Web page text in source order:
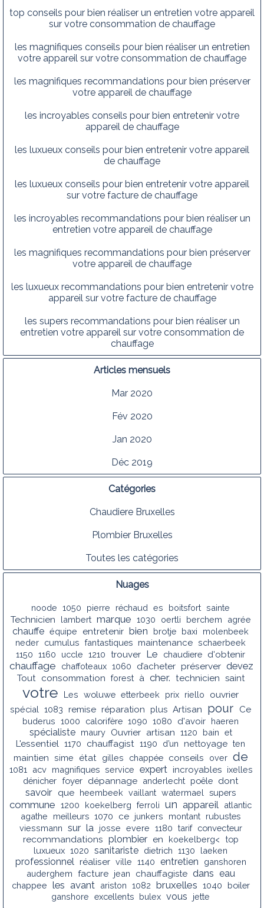
top conseils pour bien réaliser un entretien votre appareil
sur votre consommation de chauffage
les magnifiques conseils pour bien réaliser un entretien
votre appareil sur votre consommation de chauffage
les magnifiques recommandations pour bien préserver
votre appareil de chauffage
les incroyables conseils pour bien entretenir votre
appareil de chauffage
les luxueux conseils pour bien entretenir votre appareil
de chauffage
les luxueux conseils pour bien entretenir votre appareil
sur votre facture de chauffage
les incroyables recommandations pour bien réaliser un
entretien votre appareil de chauffage
les magnifiques recommandations pour bien préserver
votre appareil de chauffage
les luxueux recommandations pour bien entretenir votre
appareil sur votre facture de chauffage
les supers recommandations pour bien réaliser un
entretien votre appareil sur votre consommation de
chauffage
Articles mensuels
Mar 2020
Fév 2020
Jan 2020
Déc 2019
Catégories
Chaudiere Bruxelles
Plombier Bruxelles
Toutes les catégories
Nuages
noode 1050 pierre réchaud es boitsfort sainte
Technicien lambert marque 1030 oertli berchem agrée
chauffe équipe entretenir bien brotje baxi
molenbeek
neder cumulus fantastiques maintenance schaerbeek
1150 1160 uccle 1210 trouver Le chaudiere d'obtenir
chauffage chaffoteaux 1060 d’acheter préserver devez
Tout consommation forest à cher. technicien saint
votre Les woluwe etterbeek prix riello ouvrier
spécial 1083 remise réparation plus Artisan pour Ce
buderus 1000 calorifère 1090 1080 d'avoir haeren
spécialiste maury Ouvrier artisan 1120 bain et
L'essentiel 1170 chauffagist 1190 d’un nettoyage ten
maintien sime état gilles chappée conseils over de
1081 acv magnifiques service expert incroyables ixelles
dénicher foyer dépannage anderlecht poêle dont
savoir que heembeek vaillant watermael supers
commune 1200 koekelberg ferroli un appareil
atlantic
agathe
meilleurs 1070 ce junkers montant rubustes
viessmann sur la josse evere 1180 tarif convecteur
recommandations plombier en koekelberg< top
luxueux 1020 sanitariste dietrich 1130 laeken
professionnel réaliser ville 1140 entretien
ganshoren
auderghem facture jean chauffagiste dans eau
chappee les avant ariston 1082 bruxelles 1040
boiler
ganshore excellents bulex vous jette